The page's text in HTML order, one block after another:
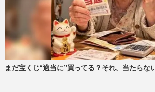
まだ宝くじ“適当に”買ってる？それ、当たらな